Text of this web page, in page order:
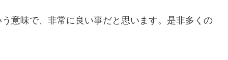
う意味で、非常に良い事だと思います。是非多くの